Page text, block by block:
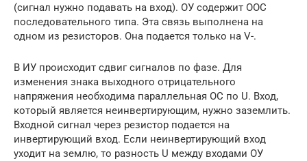
(сигнал нужно подавать на вход). ОУ содержит ООС
последовательного типа. Эта связь выполнена на
одном из резисторов. Она подается только на V-.
В ИУ происходит сдвиг сигналов по фазе. Для
изменения знака выходного отрицательного
напряжения необходима параллельная ОС по U. Вход,
который является неинвертирующим, нужно заземлить.
Входной сигнал через резистор подается на
инвертирующий вход. Если неинвертирующий вход
уходит на землю, то разность U между входами ОУ